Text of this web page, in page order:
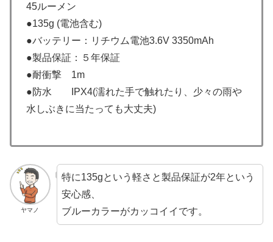
45ルーメン
●135g (電池含む)
●バッテリー：リチウム電池3.6V 3350mAh
●製品保証：５年保証
●耐衝撃 1m
●防水 IPX4(濡れた手で触れたり、少々の雨や
水しぶきに当たっても大丈夫)
ヤマノ
特に135gという軽さと製品保証が2年という
安心感、
ブルーカラーがカッコイイです。